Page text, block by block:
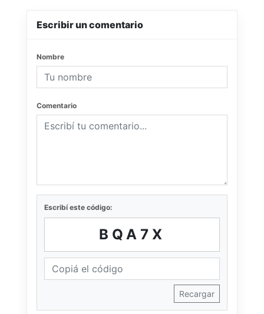
Escribir un comentario
Nombre
Comentario
Escribí este código:
BQA7X
Recargar